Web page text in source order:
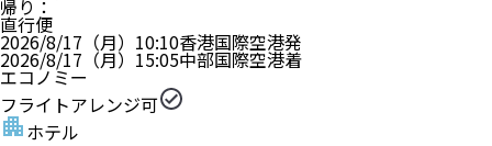
帰り ：
直行便
2026/8/17（月） 10:10香港国際空港発
2026/8/17（月） 15:05中部国際空港着
エコノミー
フライトアレンジ可
ホテル